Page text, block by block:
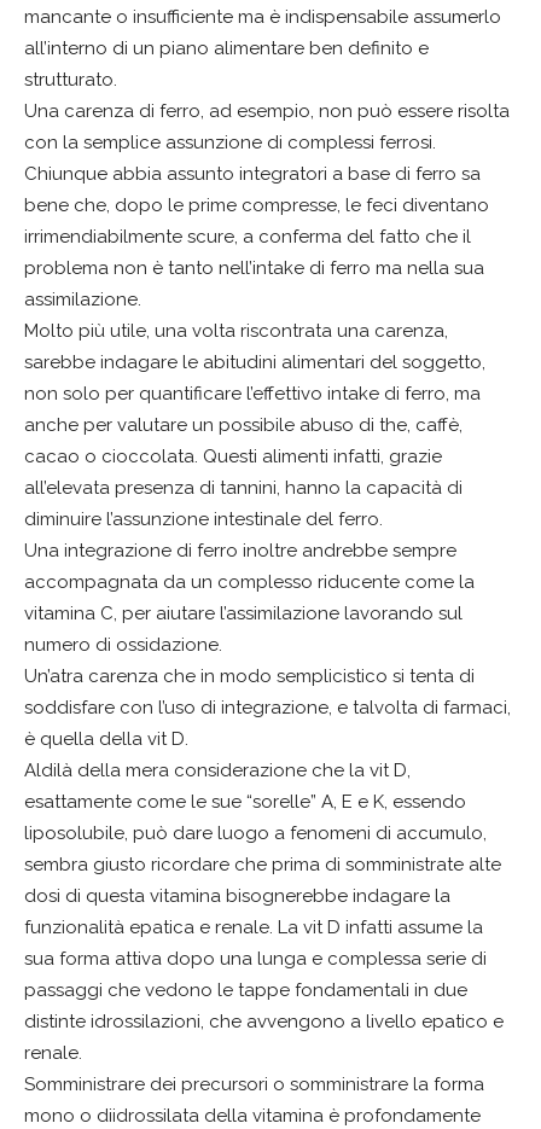
mancante o insufficiente ma è indispensabile assumerlo
all’interno di un piano alimentare ben definito e
strutturato.
Una carenza di ferro, ad esempio, non può essere risolta
con la semplice assunzione di complessi ferrosi.
Chiunque abbia assunto integratori a base di ferro sa
bene che, dopo le prime compresse, le feci diventano
irrimendiabilmente scure, a conferma del fatto che il
problema non è tanto nell’intake di ferro ma nella sua
assimilazione.
Molto più utile, una volta riscontrata una carenza,
sarebbe indagare le abitudini alimentari del soggetto,
non solo per quantificare l’effettivo intake di ferro, ma
anche per valutare un possibile abuso di the, caffè,
cacao o cioccolata. Questi alimenti infatti, grazie
all’elevata presenza di tannini, hanno la capacità di
diminuire l’assunzione intestinale del ferro.
Una integrazione di ferro inoltre andrebbe sempre
accompagnata da un complesso riducente come la
vitamina C, per aiutare l’assimilazione lavorando sul
numero di ossidazione.
Un’atra carenza che in modo semplicistico si tenta di
soddisfare con l’uso di integrazione, e talvolta di farmaci,
è quella della vit D.
Aldilà della mera considerazione che la vit D,
esattamente come le sue “sorelle” A, E e K, essendo
liposolubile, può dare luogo a fenomeni di accumulo,
sembra giusto ricordare che prima di somministrate alte
dosi di questa vitamina bisognerebbe indagare la
funzionalità epatica e renale. La vit D infatti assume la
sua forma attiva dopo una lunga e complessa serie di
passaggi che vedono le tappe fondamentali in due
distinte idrossilazioni, che avvengono a livello epatico e
renale.
Somministrare dei precursori o somministrare la forma
mono o diidrossilata della vitamina è profondamente